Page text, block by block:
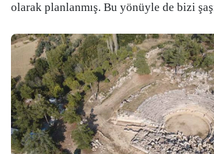
olarak planlanmış. Bu yönüyle de bizi